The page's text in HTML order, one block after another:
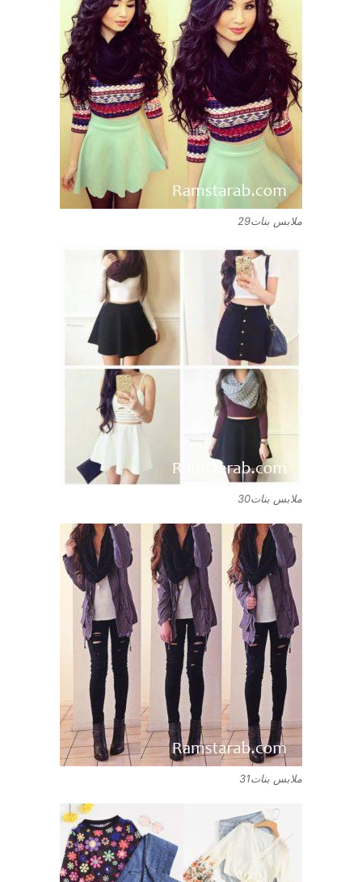
ملابس بنات29
ملابس بنات30
ملابس بنات31